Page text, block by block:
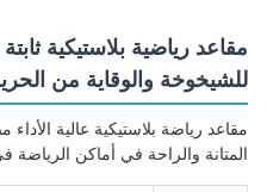
مقاعد رياضية بلاستيكية
للشيخوخة والوقاية من
مقاعد رياضة بلاستيكية عالية
المتانة والراحة في أماكن الرياضة